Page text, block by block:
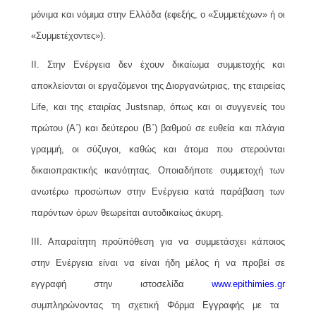
μόνιμα και νόμιμα στην Ελλάδα (εφεξής, ο «Συμμετέχων» ή οι
«Συμμετέχοντες»).
ΙΙ. Στην Ενέργεια δεν έχουν δικαίωμα συμμετοχής και
αποκλείονται οι εργαζόμενοι της Διοργανώτριας, της εταιρείας
Life, και της εταιρίας Justsnap, όπως και οι συγγενείς του
πρώτου (Α΄) και δεύτερου (Β΄) βαθμού σε ευθεία και πλάγια
γραμμή, οι σύζυγοι, καθώς και άτομα που στερούνται
δικαιοπρακτικής ικανότητας. Οποιαδήποτε συμμετοχή των
ανωτέρω προσώπων στην Ενέργεια κατά παράβαση των
παρόντων όρων θεωρείται αυτοδικαίως άκυρη.
ΙΙΙ. Απαραίτητη προϋπόθεση για να συμμετάσχει κάποιος
στην Ενέργεια είναι να είναι ήδη μέλος ή να προβεί σε
εγγραφή στην ιστοσελίδα www.epithimies.gr
συμπληρώνοντας τη σχετική Φόρμα Εγγραφής με τα